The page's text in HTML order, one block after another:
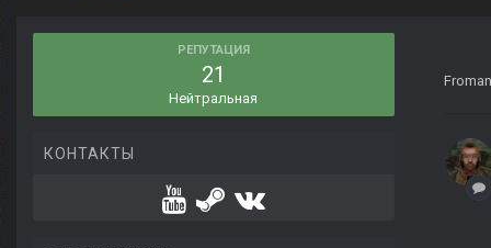
РЕПУТАЦИЯ
21
Нейтральная
КОНТАКТЫ
Froman